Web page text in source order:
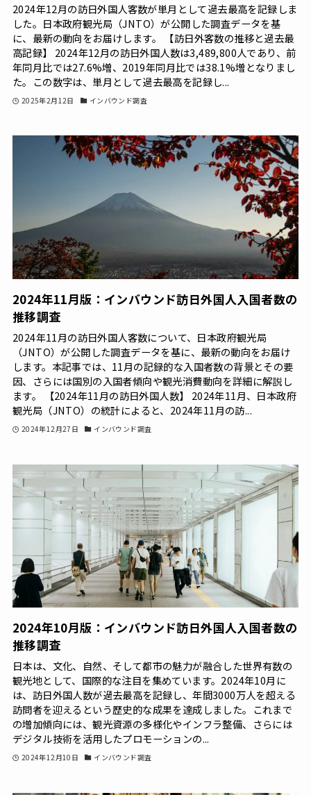
2024年12月の訪日外国人客数が単月として過去最高を記録しま
した。日本政府観光局（JNTO）が公開した調査データを基
に、最新の動向をお届けします。 【訪日外客数の推移と過去最
高記録】 2024年12月の訪日外国人数は3,489,800人であり、前
年同月比では27.6%増、2019年同月比では38.1%増となりまし
た。この数字は、単月として過去最高を記録し...
2025年2月12日 インバウンド調査
2024年11月版：インバウンド訪日外国人入国者数の
推移調査
2024年11月の訪日外国人客数について、日本政府観光局
（JNTO）が公開した調査データを基に、最新の動向をお届け
します。本記事では、11月の記録的な入国者数の背景とその要
因、さらには国別の入国者傾向や観光消費動向を詳細に解説し
ます。 【2024年11月の訪日外国人数】 2024年11月、日本政府
観光局（JNTO）の統計によると、2024年11月の訪...
2024年12月27日 インバウンド調査
2024年10月版：インバウンド訪日外国人入国者数の
推移調査
日本は、文化、自然、そして都市の魅力が融合した世界有数の
観光地として、国際的な注目を集めています。2024年10月に
は、訪日外国人数が過去最高を記録し、年間3000万人を超える
訪問者を迎えるという歴史的な成果を達成しました。これまで
の増加傾向には、観光資源の多様化やインフラ整備、さらには
デジタル技術を活用したプロモーションの...
2024年12月10日 インバウンド調査